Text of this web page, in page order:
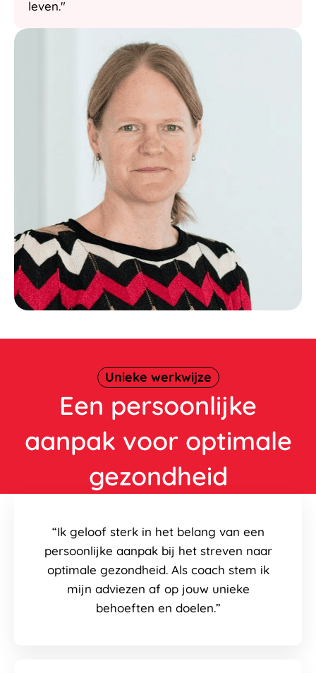
leven."
Unieke werkwijze
Een persoonlijke
aanpak voor optimale
gezondheid
“Ik geloof sterk in het belang van een
persoonlijke aanpak bij het streven naar
optimale gezondheid. Als coach stem ik
mijn adviezen af op jouw unieke
behoeften en doelen.”